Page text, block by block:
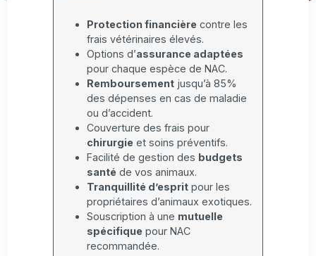
Protection financière contre les
frais vétérinaires élevés.
Options d’assurance adaptées
pour chaque espèce de NAC.
Remboursement jusqu’à 85%
des dépenses en cas de maladie
ou d’accident.
Couverture des frais pour
chirurgie et soins préventifs.
Facilité de gestion des budgets
santé de vos animaux.
Tranquillité d’esprit pour les
propriétaires d’animaux exotiques.
Souscription à une mutuelle
spécifique pour NAC
recommandée.